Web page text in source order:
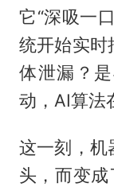
它“深吸一
统开始实时
体泄漏？
动，AI算法
这一刻，机
头，而变成